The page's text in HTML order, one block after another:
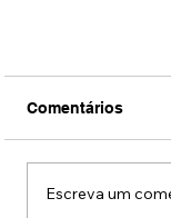
Comentários
Escreva um